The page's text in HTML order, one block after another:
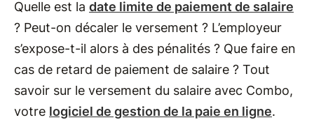
Quelle est la date limite de paiement de salaire
? Peut-on décaler le versement ? L’employeur
s’expose-t-il alors à des pénalités ? Que faire en
cas de retard de paiement de salaire ? Tout
savoir sur le versement du salaire avec Combo,
votre logiciel de gestion de la paie en ligne.